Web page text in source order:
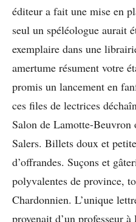
éditeur a fait une mise en
seul un spéléologue aurait
exemplaire dans une
amertume résument votre
promis un lancement en
ces files de lectrices
Salon de Lamotte-
Salers. Billets doux et
d’offrandes. Suçons et
polyvalentes de province,
Chardonnien. L’unique
provenait d’un professeur